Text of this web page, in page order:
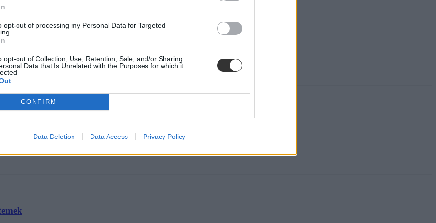
opt-out of processing my Personal Data for Targeted
opt-out of Collection, Use, Retention, Sale, and/or Sharing
Data that Is Unrelated with the Purposes for which it
CONFIRM
Data Deletion Data Access Privacy Policy
tanulni?
egy brit felvételizőnek, az Oxford...
önállóan, szülői felügyelet nélkül hozhat...